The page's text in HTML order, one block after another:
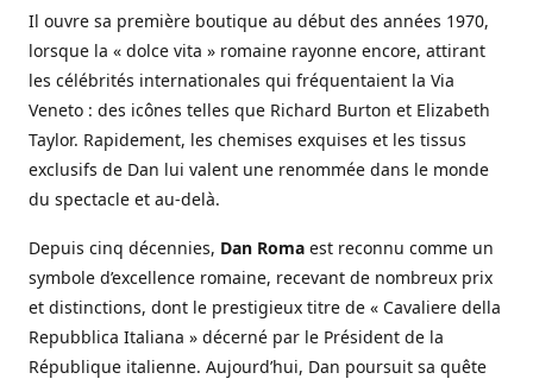
Il ouvre sa première boutique au début des années 1970,
lorsque la « dolce vita » romaine rayonne encore, attirant
les célébrités internationales qui fréquentaient la Via
Veneto : des icônes telles que Richard Burton et Elizabeth
Taylor. Rapidement, les chemises exquises et les tissus
exclusifs de Dan lui valent une renommée dans le monde
du spectacle et au-delà.
Depuis cinq décennies, Dan Roma est reconnu comme un
symbole d’excellence romaine, recevant de nombreux prix
et distinctions, dont le prestigieux titre de « Cavaliere della
Repubblica Italiana » décerné par le Président de la
République italienne. Aujourd’hui, Dan poursuit sa quête